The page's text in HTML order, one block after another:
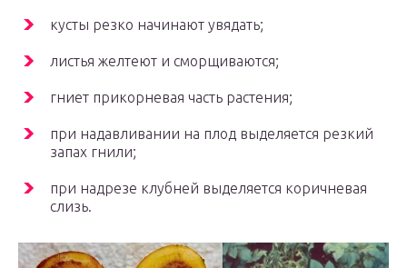
кусты резко начинают увядать;
листья желтеют и сморщиваются;
гниет прикорневая часть растения;
при надавливании на плод выделяется резкий
запах гнили;
при надрезе клубней выделяется коричневая
слизь.